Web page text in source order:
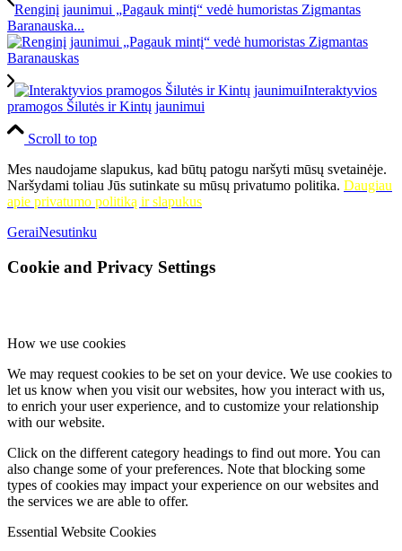
Renginį jaunimui „Pagauk mintį“ vedė humoristas Zigmantas
Baranauska...
Interaktyvios
pramogos Šilutės ir Kintų jaunimui
Scroll to top
Mes naudojame slapukus, kad būtų patogu naršyti mūsų svetainėje.
Naršydami toliau Jūs sutinkate su mūsų privatumo politika. Daugiau
apie privatumo politiką ir slapukus
GeraiNesutinku
Cookie and Privacy Settings
How we use cookies
We may request cookies to be set on your device. We use cookies to
let us know when you visit our websites, how you interact with us,
to enrich your user experience, and to customize your relationship
with our website.
Click on the different category headings to find out more. You can
also change some of your preferences. Note that blocking some
types of cookies may impact your experience on our websites and
the services we are able to offer.
Essential Website Cookies